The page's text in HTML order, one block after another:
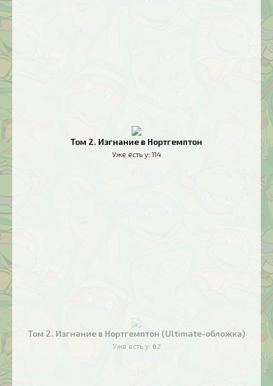
Том 2. Изгнание в Нортгемптон
Уже есть у: 114
Том 2. Изгнание в Нортгемптон (Ultimate-обложка)
Уже есть у: 62